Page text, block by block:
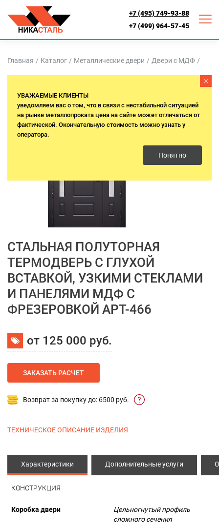
+7 (495) 749-93-88
+7 (499) 964-57-45
Главная / Каталог / Металлические двери / Двери с МДФ /
Термо
СТАЛЬНАЯ ПОЛУТОРНАЯ
ТЕРМОДВЕРЬ С ГЛУХОЙ
ВСТАВКОЙ, УЗКИМИ СТЕКЛАМИ
И ПАНЕЛЯМИ МДФ С
ФРЕЗЕРОВКОЙ АРТ-466
от 125 000 руб.
ЗАКАЗАТЬ РАСЧЕТ
Возврат за покупку до: 6500 руб.
ТЕХНИЧЕСКОЕ ОПИСАНИЕ ИЗДЕЛИЯ
Характеристики Дополнительные услуги
КОНСТРУКЦИЯ
Коробка двери
Цельногнутый профиль
сложного сечения